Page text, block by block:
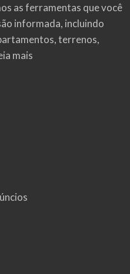
as ferramentas que você
informada, incluindo
terrenos,
mais